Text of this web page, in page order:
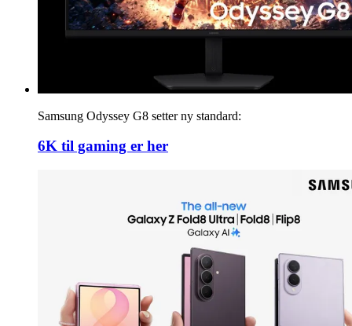
Samsung Odyssey G8 setter ny standard:
6K til gaming er her